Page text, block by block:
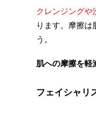
クレンジングや
ります。摩擦
う。
肌への摩擦を軽
フェイシャリ